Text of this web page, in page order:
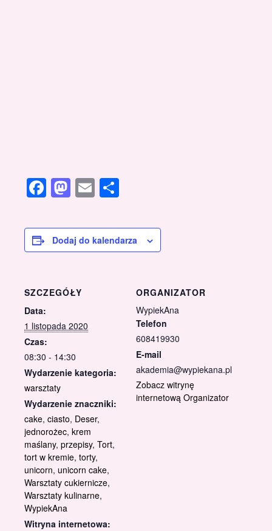
Facebook
Mastodon
Email
Dodaj do kalendarza
SZCZEGÓŁY
Data:
1 listopada 2020
Czas:
08:30 - 14:30
Wydarzenie kategoria:
warsztaty
Wydarzenie znaczniki:
cake, ciasto, Deser,
jednorożec, krem
maślany, przepisy, Tort,
tort w kremie, torty,
unicorn, unicorn cake,
Warsztaty cukiernicze,
Warsztaty kulinarne,
WypiekAna
Witryna internetowa:
ORGANIZATOR
WypiekAna
Telefon
608419930
E-mail
akademia@wypiekana.pl
Zobacz witrynę
internetową Organizator